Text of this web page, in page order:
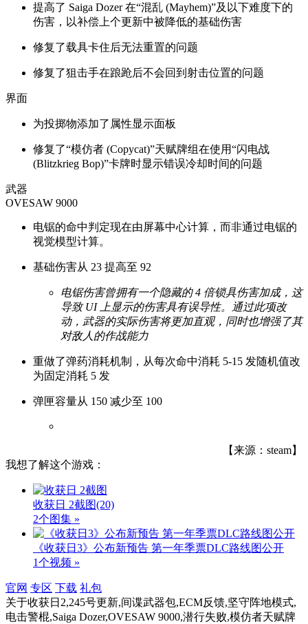
提高了 Saiga Dozer 在“混乱 (Mayhem)”及以下难度下的
伤害，以补偿上个更新中被降低的基础伤害
修复了载具卡住后无法重置的问题
修复了狙击手在踉跄后不会回到射击位置的问题
界面
为投掷物添加了属性显示面板
修复了“模仿者 (Copycat)”天赋牌组在使用“闪电战
(Blitzkrieg Bop)”卡牌时显示错误冷却时间的问题
武器
OVESAW 9000
电锯的命中判定现在由屏幕中心计算，而非通过电锯的
视觉模型计算。
基础伤害从 23 提高至 92
电锯伤害曾拥有一个隐藏的 4 倍锁具伤害加成，这
导致 UI 上显示的伤害具有误导性。通过此项改
动，武器的实际伤害将更加直观，同时也增强了其
对敌人的作战能力
重做了弹药消耗机制，从每次命中消耗 5-15 发随机值改
为固定消耗 5 发
弹匣容量从 150 减少至 100
【来源：steam】
我想了解这个游戏：
收获日 2截图(20)
2个图集 »
《收获日3》公布新预告 第一年季票DLC路线图公开
1个视频 »
官网 专区 下载 礼包
关于收获日2,245号更新,间谍武器包,ECM反馈,坚守阵地模式,
电击警棍,Saiga Dozer,OVESAW 9000,潜行失败,模仿者天赋牌